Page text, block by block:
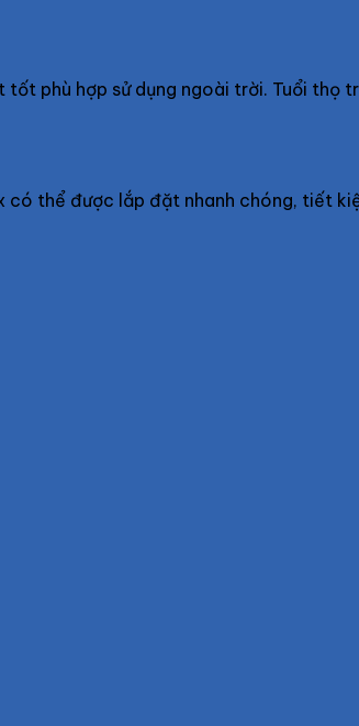
phù hợp sử dụng ngoài trời. Tuổi thọ
có thể được lắp đặt nhanh chóng, tiết